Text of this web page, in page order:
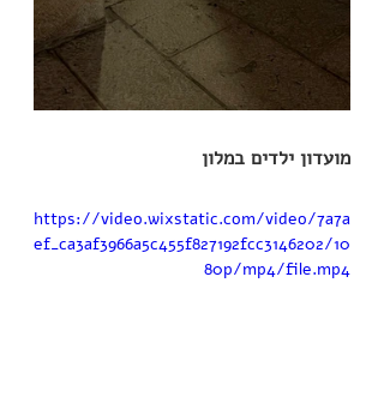
מועדון ילדים במלון
https://video.wixstatic.com/video/7a7a
ef_ca3af3966a5c455f827192fcc3146202/10
80p/mp4/file.mp4